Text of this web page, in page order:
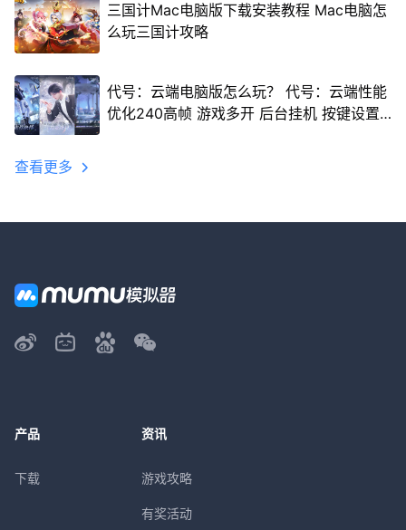
三国计Mac电脑版下载安装教程 Mac电脑怎
么玩三国计攻略
代号：云端电脑版怎么玩？ 代号：云端性能
优化240高帧 游戏多开 后台挂机 按键设置
查看更多
产品
下载
资讯
游戏攻略
有奖活动